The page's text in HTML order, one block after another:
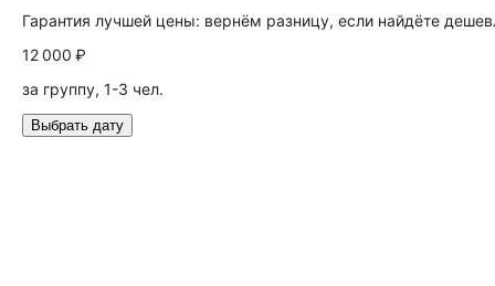
Гарантия лучшей цены: вернём разницу, если найдёте
12 000 ₽
за группу, 1-3 чел.
Выбрать дату